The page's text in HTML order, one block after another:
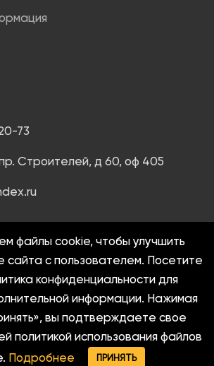
73
Строителей, д 60, оф 405
Антей. Все права защищены
конфиденциальности
файлы cookie, чтобы улучшить
сайта с пользователем. Посетите
конфиденциальности для
информации. Нажимая
вы подтверждаете свое
политикой использования файлов
Подробнее ПРИНЯТЬ